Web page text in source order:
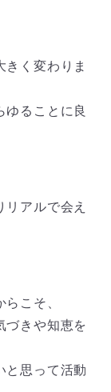
きく変わりま
ゆることに良
アルで会え
こそ、
づきや知恵を
と思って活動